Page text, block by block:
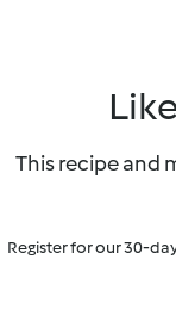
This recipe and
Register for our 30-